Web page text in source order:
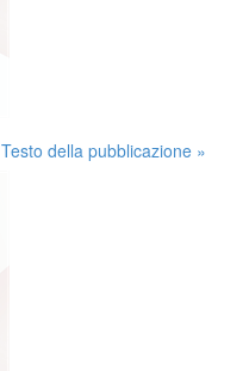
Testo della pubblicazione »